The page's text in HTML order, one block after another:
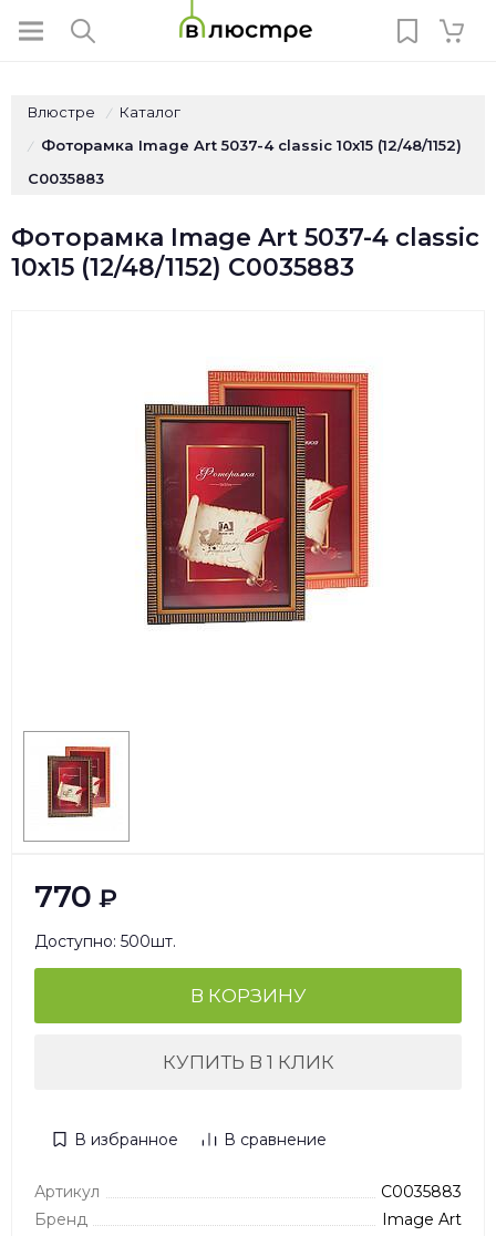
Влюстре / Каталог
/
Фоторамка Image Art 5037-4 classic 10x15 (12/48/1152)
C0035883
Фоторамка Image Art 5037-4 classic
10x15 (12/48/1152) C0035883
770 ₽
Доступно: 500шт.
В КОРЗИНУ
КУПИТЬ В 1 КЛИК
В избранное В сравнение
Артикул
C0035883
Бренд
Image Art